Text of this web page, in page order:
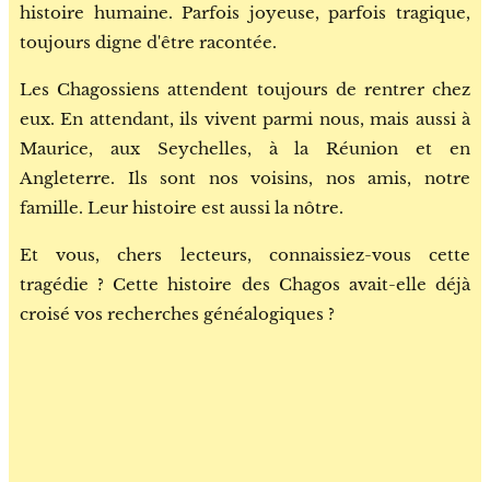
histoire humaine. Parfois joyeuse, parfois tragique,
toujours digne d'être racontée.
Les Chagossiens attendent toujours de rentrer chez
eux. En attendant, ils vivent parmi nous, mais aussi à
Maurice, aux Seychelles, à la Réunion et en
Angleterre. Ils sont nos voisins, nos amis, notre
famille. Leur histoire est aussi la nôtre.
Et vous, chers lecteurs, connaissiez-vous cette
tragédie ? Cette histoire des Chagos avait-elle déjà
croisé vos recherches généalogiques ?